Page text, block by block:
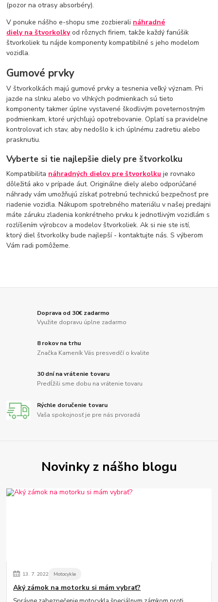
(pozor na otrasy absorbéry).
V ponuke nášho e-shopu sme zozbierali náhradné
diely na štvorkolkyod rôznych firiem, takže každý fanúšik
štvorkoliek tu nájde komponenty kompatibilné s jeho modelom
vozidla.
Gumové prvky
V štvorkolkách majú gumové prvky a tesnenia veľký význam. Pri
jazde na slnku alebo vo vlhkých podmienkach sú tieto
komponenty takmer úplne vystavené škodlivým poveternostným
podmienkam, ktoré urýchľujú opotrebovanie. Oplatí sa pravidelne
kontrolovať ich stav, aby nedošlo k ich úplnému zadretiu alebo
prasknutiu.
Vyberte si tie najlepšie diely pre štvorkolku
Kompatibilita náhradných dielov pre štvorkolku je rovnako
dôležitá ako v prípade áut. Originálne diely alebo odporúčané
náhrady vám umožňujú získať potrebnú technickú bezpečnosť pre
riadenie vozidla. Nákupom spotrebného materiálu v našej predajni
máte záruku zladenia konkrétneho prvku k jednotlivým vozidlám s
rozlíšením výrobcov a modelov štvorkoliek. Ak si nie ste istí,
ktorý diel štvorkolky bude najlepší - kontaktujte nás. S výberom
Vám radi pomôžeme.
Doprava od 30€ zadarmo
Využite dopravu úplne zadarmo
8 rokov na trhu
Značka Kameník Vás presvedčí o kvalite
30 dní na vrátenie tovaru
Predĺžili sme dobu na vrátenie tovaru
Rýchle doručenie tovaru
Vaša spokojnosť je pre nás prvoradá
Novinky z nášho blogu
13. 7. 2022 Motocykle
Aký zámok na motorku si mám vybrať?